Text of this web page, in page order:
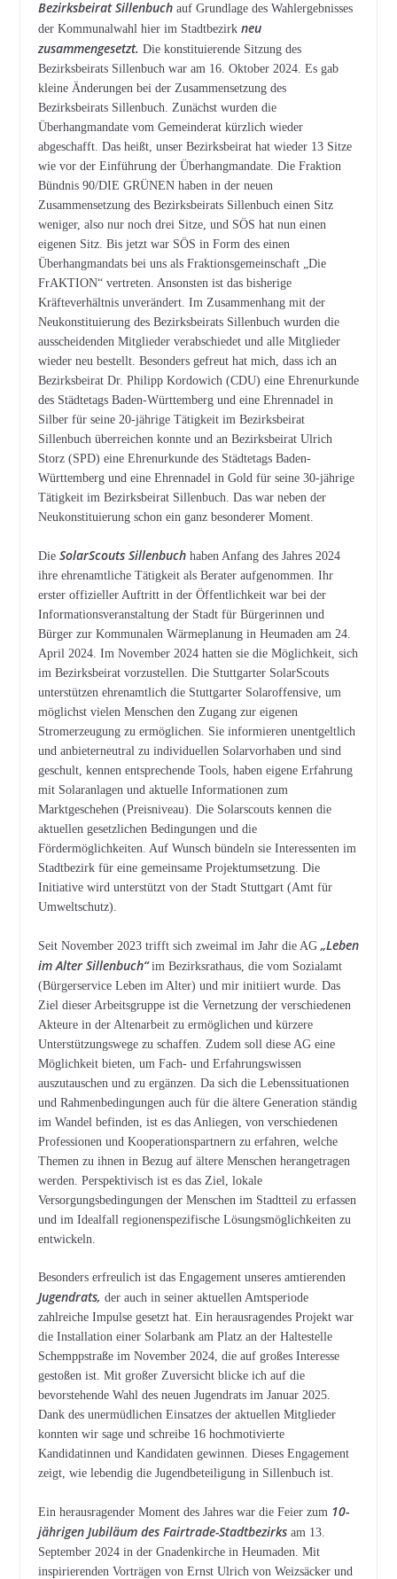
Bezirksbeirat Sillenbuchauf Grundlage des Wahlergebnisses
der Kommunalwahl hier im Stadtbezirk neu
zusammengesetzt. Die konstituierende Sitzung des
Bezirksbeirats Sillenbuch war am 16. Oktober 2024. Es gab
kleine Änderungen bei der Zusammensetzung des
Bezirksbeirats Sillenbuch. Zunächst wurden die
Überhangmandate vom Gemeinderat kürzlich wieder
abgeschafft. Das heißt, unser Bezirksbeirat hat wieder 13 Sitze
wie vor der Einführung der Überhangmandate. Die Fraktion
Bündnis 90/DIE GRÜNEN haben in der neuen
Zusammensetzung des Bezirksbeirats Sillenbuch einen Sitz
weniger, also nur noch drei Sitze, und SÖS hat nun einen
eigenen Sitz. Bis jetzt war SÖS in Form des einen
Überhangmandats bei uns als Fraktionsgemeinschaft „Die
FrAKTION“ vertreten. Ansonsten ist das bisherige
Kräfteverhältnis unverändert. Im Zusammenhang mit der
Neukonstituierung des Bezirksbeirats Sillenbuch wurden die
ausscheidenden Mitglieder verabschiedet und alle Mitglieder
wieder neu bestellt. Besonders gefreut hat mich, dass ich an
Bezirksbeirat Dr. Philipp Kordowich (CDU) eine Ehrenurkunde
des Städtetags Baden-Württemberg und eine Ehrennadel in
Silber für seine 20-jährige Tätigkeit im Bezirksbeirat
Sillenbuch überreichen konnte und an Bezirksbeirat Ulrich
Storz (SPD) eine Ehrenurkunde des Städtetags Baden-
Württemberg und eine Ehrennadel in Gold für seine 30-jährige
Tätigkeit im Bezirksbeirat Sillenbuch. Das war neben der
Neukonstituierung schon ein ganz besonderer Moment.
Die SolarScouts Sillenbuchhaben Anfang des Jahres 2024
ihre ehrenamtliche Tätigkeit als Berater aufgenommen. Ihr
erster offizieller Auftritt in der Öffentlichkeit war bei der
Informationsveranstaltung der Stadt für Bürgerinnen und
Bürger zur Kommunalen Wärmeplanung in Heumaden am 24.
April 2024. Im November 2024 hatten sie die Möglichkeit, sich
im Bezirksbeirat vorzustellen. Die Stuttgarter SolarScouts
unterstützen ehrenamtlich die Stuttgarter Solaroffensive, um
möglichst vielen Menschen den Zugang zur eigenen
Stromerzeugung zu ermöglichen. Sie informieren unentgeltlich
und anbieterneutral zu individuellen Solarvorhaben und sind
geschult, kennen entsprechende Tools, haben eigene Erfahrung
mit Solaranlagen und aktuelle Informationen zum
Marktgeschehen (Preisniveau). Die Solarscouts kennen die
aktuellen gesetzlichen Bedingungen und die
Fördermöglichkeiten. Auf Wunsch bündeln sie Interessenten im
Stadtbezirk für eine gemeinsame Projektumsetzung. Die
Initiative wird unterstützt von der Stadt Stuttgart (Amt für
Umweltschutz).
Seit November 2023 trifft sich zweimal im Jahr die AG „Leben
im Alter Sillenbuch“im Bezirksrathaus, die vom Sozialamt
(Bürgerservice Leben im Alter) und mir initiiert wurde. Das
Ziel dieser Arbeitsgruppe ist die Vernetzung der verschiedenen
Akteure in der Altenarbeit zu ermöglichen und kürzere
Unterstützungswege zu schaffen. Zudem soll diese AG eine
Möglichkeit bieten, um Fach- und Erfahrungswissen
auszutauschen und zu ergänzen. Da sich die Lebenssituationen
und Rahmenbedingungen auch für die ältere Generation ständig
im Wandel befinden, ist es das Anliegen, von verschiedenen
Professionen und Kooperationspartnern zu erfahren, welche
Themen zu ihnen in Bezug auf ältere Menschen herangetragen
werden. Perspektivisch ist es das Ziel, lokale
Versorgungsbedingungen der Menschen im Stadtteil zu erfassen
und im Idealfall regionenspezifische Lösungsmöglichkeiten zu
entwickeln.
Besonders erfreulich ist das Engagement unseres amtierenden
Jugendrats, der auch in seiner aktuellen Amtsperiode
zahlreiche Impulse gesetzt hat. Ein herausragendes Projekt war
die Installation einer Solarbank am Platz an der Haltestelle
Schemppstraße im November 2024, die auf großes Interesse
gestoßen ist. Mit großer Zuversicht blicke ich auf die
bevorstehende Wahl des neuen Jugendrats im Januar 2025.
Dank des unermüdlichen Einsatzes der aktuellen Mitglieder
konnten wir sage und schreibe 16 hochmotivierte
Kandidatinnen und Kandidaten gewinnen. Dieses Engagement
zeigt, wie lebendig die Jugendbeteiligung in Sillenbuch ist.
Ein herausragender Moment des Jahres war die Feier zum 10-
jährigen Jubiläum des Fairtrade-Stadtbezirksam 13.
September 2024 in der Gnadenkirche in Heumaden. Mit
inspirierenden Vorträgen von Ernst Ulrich von Weizsäcker und